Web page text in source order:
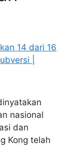
nasional
dan
Kong telah